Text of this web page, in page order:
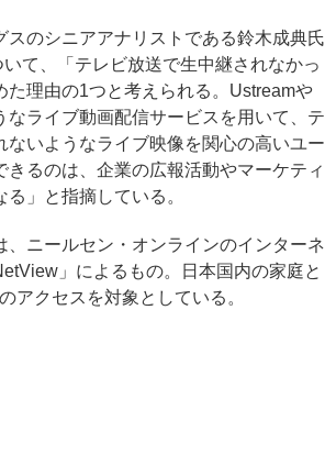
のシニアアナリストである鈴木成典氏
て、「テレビ放送で生中継されなかっ
た理由の1つと考えられる。Ustreamや
なライブ動画配信サービスを用いて、テ
ないようなライブ映像を関心の高いユー
きるのは、企業の広報活動やマーケティ
」と指摘している。
ニールセン・オンラインのインターネ
」によるもの。日本国内の家庭と
アクセスを対象としている。